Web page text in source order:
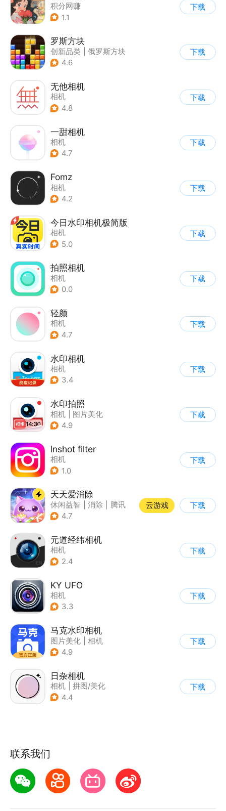
积分网赚
1.1
下载
罗斯方块
创新品类
俄罗斯方块
| 脑洞
4.6
下载
无他相机
相机
4.8
下载
一甜相机
相机
4.7
下载
Fomz
相机
4.2
下载
今日水印相机极简版
相机
5.0
下载
拍照相机
相机
0.0
下载
轻颜
相机
4.7
下载
水印相机
相机
3.4
下载
水印拍照
相机
图片美化
4.9
下载
lnshot filter
相机
1.0
下载
天天爱消除
休闲益智 消除
腾讯
| 单机
4.7
云游戏 下载
元道经纬相机
相机
2.4
下载
KY UFO
相机
3.3
下载
马克水印相机
图片美化
相机
4.9
下载
日杂相机
相机
拼图/美化
| 图片美化
4.4
下载
联系我们